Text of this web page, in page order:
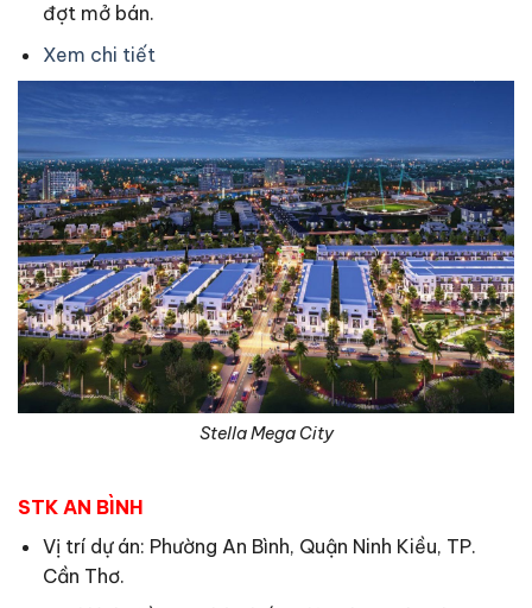
đợt mở bán.
Xem chi tiết
Stella Mega City
STK AN BÌNH
Vị trí dự án: Phường An Bình, Quận Ninh Kiều, TP.
Cần Thơ.